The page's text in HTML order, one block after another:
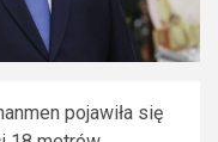
pojawiła się